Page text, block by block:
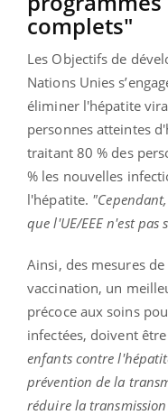
complets"
Les Objectifs de
Nations Unies
éliminer l'hépatite
personnes atteintes
traitant 80 % des
% les nouvelles
l'hépatite.
que l'UE/EEE n'est
Ainsi, des mesures
vaccination, un
précoce aux soins
infectées, doivent
enfants contre
prévention de la
réduire la